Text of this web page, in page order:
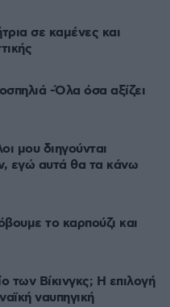
σε καμένες και
-Όλα όσα αξίζει
μου διηγούνται
εγώ αυτά θα τα κάνω
το καρπούζι και
των Βίκινγκς; Η επιλογή
ναυπηγική